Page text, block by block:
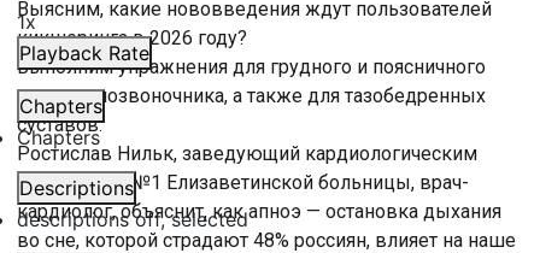
1x
Playback Rate
Chapters
Chapters
Descriptions
descriptions off, selected
Выясним, какие нововведения ждут пользователей
кикшеринга в 2026 году?
Выполним упражнения для грудного и поясничного
отделов позвоночника, а также для тазобедренных
суставов.
Ростислав Нильк, заведующий кардиологическим
отделением №1 Елизаветинской больницы, врач-
кардиолог, объяснит, как апноэ — остановка дыхания
во сне, которой страдают 48% россиян, влияет на наше